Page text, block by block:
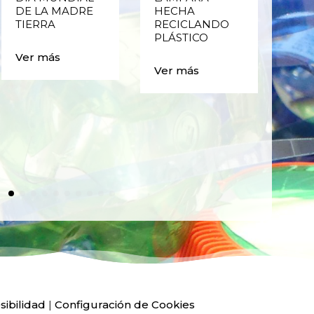
DE LA MADRE
TIERRA
Ver más
HECHA
RECICLANDO
PLÁSTICO
Ver más
| Configuración de Cookies